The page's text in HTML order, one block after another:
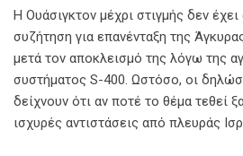
Η Ουάσιγκτον μέχρι στιγμής δεν έχει
συζήτηση για επανένταξη της
μετά τον αποκλεισμό της λόγω της
συστήματος S-400. Ωστόσο, οι
δείχνουν ότι αν ποτέ το θέμα τεθεί
ισχυρές αντιστάσεις από πλευράς